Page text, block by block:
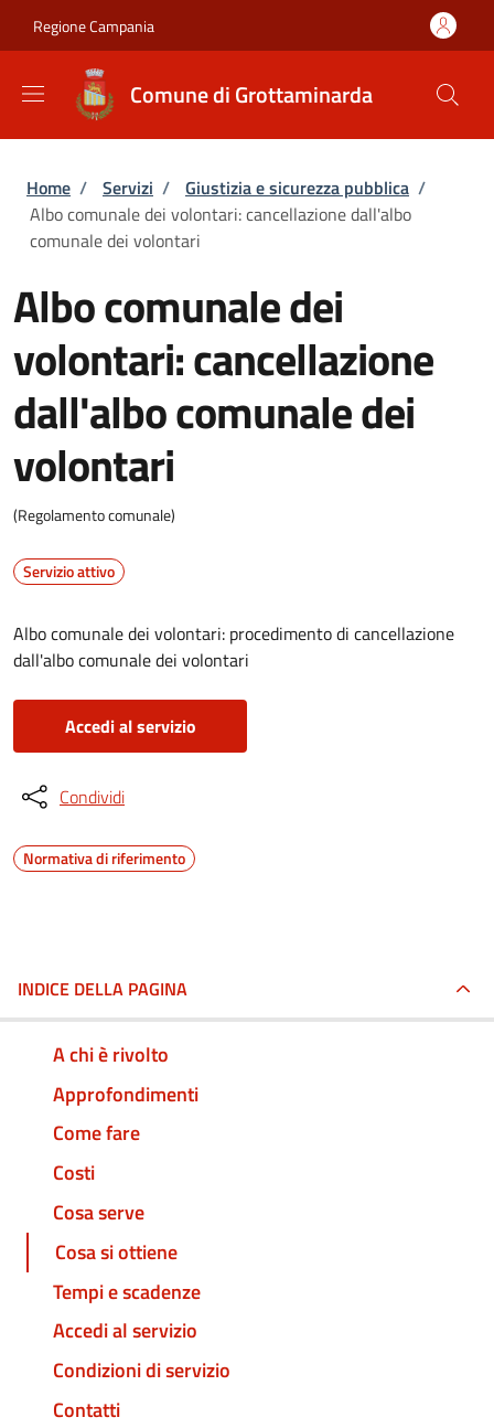
Regione Campania
Comune di Grottaminarda
Briciole di pane
Home / Servizi / Giustizia e sicurezza pubblica /
Albo comunale dei volontari: cancellazione dall'albo
comunale dei volontari
Albo comunale dei
volontari: cancellazione
dall'albo comunale dei
volontari
(Regolamento comunale)
Servizio attivo
Albo comunale dei volontari: procedimento di cancellazione
dall'albo comunale dei volontari
Accedi al servizio
Condividi
Normativa di riferimento
INDICE DELLA PAGINA
A chi è rivolto
Approfondimenti
Come fare
Costi
Cosa serve
Cosa si ottiene
Tempi e scadenze
Accedi al servizio
Condizioni di servizio
Contatti